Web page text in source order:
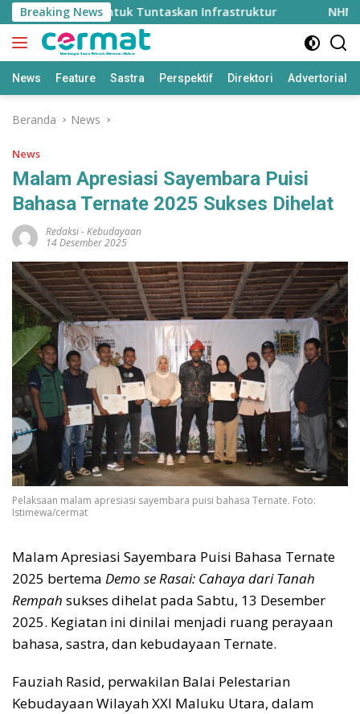
Langsung
ke
konten
Breaking News
Rp2 Triliun untuk Tuntaskan Infrastruktur NHM
News Feature Sastra Perspektif Direktori Advertorial
Beranda News
News
Malam Apresiasi Sayembara Puisi
Bahasa Ternate 2025 Sukses Dihelat
Redaksi-Kebudayaan
14 Desember 2025
Pelaksaan malam apresiasi sayembara puisi bahasa Ternate. Foto:
Istimewa/cermat
Malam Apresiasi Sayembara Puisi Bahasa Ternate
2025 bertema Demo se Rasai: Cahaya dari Tanah
Rempah sukses dihelat pada Sabtu, 13 Desember
2025. Kegiatan ini dinilai menjadi ruang perayaan
bahasa, sastra, dan kebudayaan Ternate.
Fauziah Rasid, perwakilan Balai Pelestarian
Kebudayaan Wilayah XXI Maluku Utara, dalam